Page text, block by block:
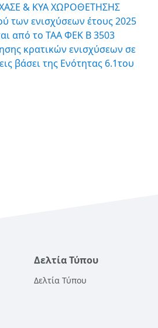
& ΚΥΑ ΧΩΡΟΘΕΤΗΣΗΣ
των ενισχύσεων έτους 2025
από το ΤΑΑ ΦΕΚ Β 3503
κρατικών ενισχύσεων σε
βάσει της Ενότητας 6.1του
Δελτία Τύπου
Δελτία Τύπου